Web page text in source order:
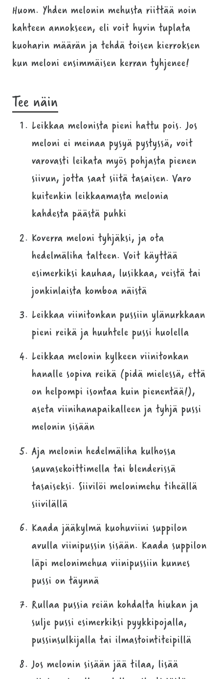
Huom. Yhden melonin mehusta riittää noin
kahteen annokseen, eli voit hyvin tuplata
kuoharin määrän ja tehdä toisen kierroksen
kun meloni ensimmäisen kerran tyhjenee!
Tee näin
Leikkaa melonista pieni hattu pois. Jos
meloni ei meinaa pysyä pystyssä, voit
varovasti leikata myös pohjasta pienen
siivun, jotta saat siitä tasaisen. Varo
kuitenkin leikkaamasta melonia
kahdesta päästä puhki
Koverra meloni tyhjäksi, ja ota
hedelmäliha talteen. Voit käyttää
esimerkiksi kauhaa, lusikkaa, veistä tai
jonkinlaista komboa näistä
Leikkaa viinitonkan pussiin ylänurkkaan
pieni reikä ja huuhtele pussi huolella
Leikkaa melonin kylkeen viinitonkan
hanalle sopiva reikä (pidä mielessä, että
on helpompi isontaa kuin pienentää!),
aseta viinihanapaikalleen ja tyhjä pussi
melonin sisään
Aja melonin hedelmäliha kulhossa
sauvasekoittimella tai blenderissä
tasaiseksi. Siivilöi melonimehu tiheällä
siivilällä
Kaada jääkylmä kuohuviini suppilon
avulla viinipussin sisään. Kaada suppilon
läpi melonimehua viinipussiin kunnes
pussi on täynnä
Rullaa pussia reiän kohdalta hiukan ja
sulje pussi esimerkiksi pyykkipojalla,
pussinsulkijalla tai ilmastointiteipillä
Jos melonin sisään jää tilaa, lisää